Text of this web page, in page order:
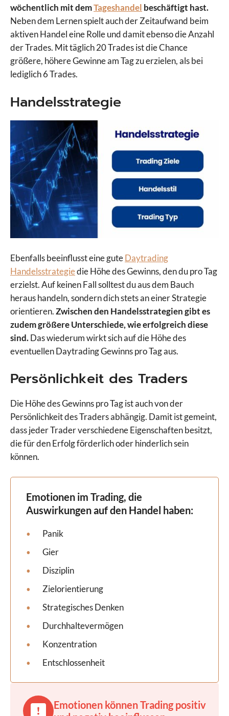
wöchentlich mit demTageshandel beschäftigt hast.
Neben dem Lernen spielt auch der Zeitaufwand beim
aktiven Handel eine Rolle und damit ebenso die Anzahl
der Trades. Mit täglich 20 Trades ist die Chance
größere, höhere Gewinne am Tag zu erzielen, als bei
lediglich 6 Trades.
Handelsstrategie
Ebenfalls beeinflusst eine guteDaytrading
Handelsstrategiedie Höhe des Gewinns, den du pro Tag
erzielst. Auf keinen Fall solltest du aus dem Bauch
heraus handeln, sondern dich stets an einer Strategie
orientieren.Zwischen den Handelsstrategien gibt es
zudem größere Unterschiede, wie erfolgreich diese
sind.Das wiederum wirkt sich auf die Höhe des
eventuellen Daytrading Gewinns pro Tag aus.
Persönlichkeit des Traders
Die Höhe des Gewinns pro Tag ist auch von der
Persönlichkeit des Traders abhängig. Damit ist gemeint,
dass jeder Trader verschiedene Eigenschaften besitzt,
die für den Erfolg förderlich oder hinderlich sein
können.
Emotionen im Trading, die
Auswirkungen auf den Handel haben:
Panik
Gier
Disziplin
Zielorientierung
Strategisches Denken
Durchhaltevermögen
Konzentration
Entschlossenheit
Emotionen können Trading positiv